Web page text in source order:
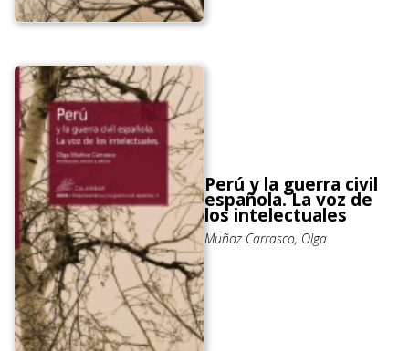
Perú y la guerra civil
española. La voz de
los intelectuales
Muñoz Carrasco, Olga